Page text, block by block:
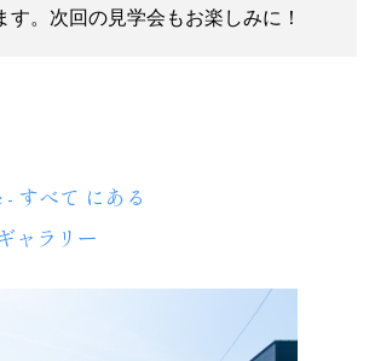
す。次回の見学会もお楽しみに！
すべて にある
ャラリー